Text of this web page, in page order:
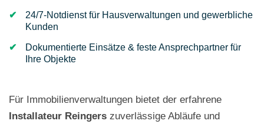
24/7-Notdienst für Hausverwaltungen und gewerbliche
Kunden
Dokumentierte Einsätze & feste Ansprechpartner für
Ihre Objekte
Für Immobilienverwaltungen bietet der erfahrene
Installateur Reingers zuverlässige Abläufe und